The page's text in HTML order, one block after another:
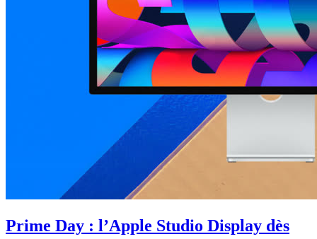
Prime Day : l’Apple Studio Display dès